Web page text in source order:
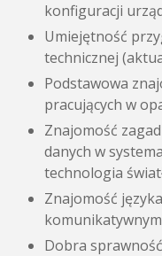
konfiguracji
Umiejętność
technicznej
Podstawowa
pracujących w
Znajomość
danych w
technologia
Znajomość
komunikatywnym
Dobra